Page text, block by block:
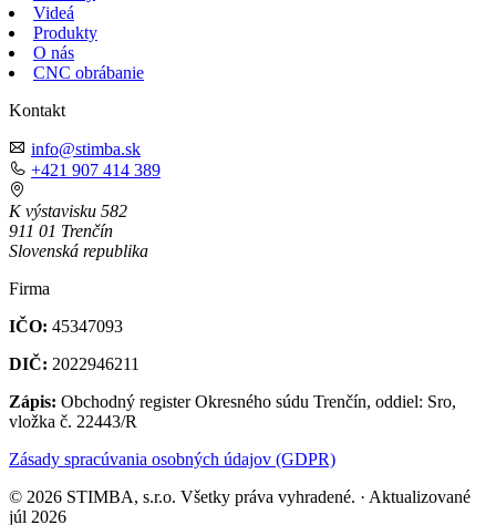
Videá
Produkty
O nás
CNC obrábanie
Kontakt
info@stimba.sk
+421 907 414 389
K výstavisku 582
911 01 Trenčín
Slovenská republika
Firma
IČO: 45347093
DIČ: 2022946211
Zápis: Obchodný register Okresného súdu Trenčín, oddiel: Sro,
vložka č. 22443/R
Zásady spracúvania osobných údajov (GDPR)
© 2026 STIMBA, s.r.o. Všetky práva vyhradené. · Aktualizované
júl 2026